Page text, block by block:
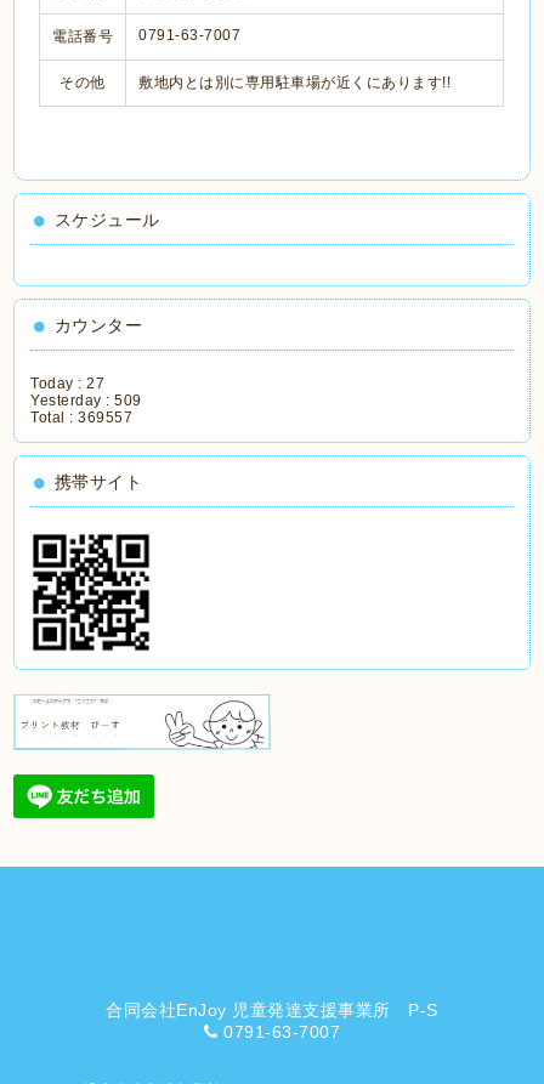
電話番号 0791-63-7007
その他 敷地内とは別に専用駐車場が近くにあります!!
スケジュール
カウンター
Today :27
Yesterday :509
Total :369557
携帯サイト
合同会社EnJoy 児童発達支援事業所 P-S
0791-63-7007